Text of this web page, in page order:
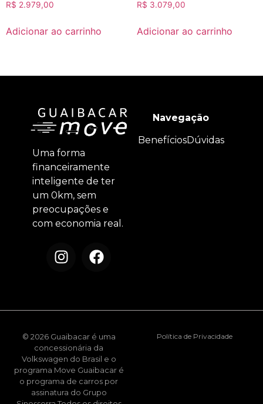
R$ 2.979,00
Adicionar ao carrinho
R$ 3.079,00
Adicionar ao carrinho
Uma forma
financeiramente
inteligente de ter
um 0km, sem
preocupações e
com economia real.
Navegação
BenefíciosDúvidas
© 2026 Guaibacar é uma
concessionária da
Volkswagen do Brasil e o
programa Move Guaibacar é
o programa de carros por
assinatura do Grupo
Política de Privacidade